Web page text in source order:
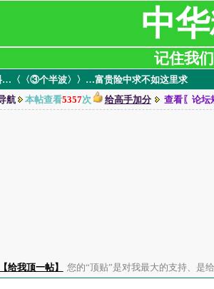
中
记住我
…〈〈③个半波〉〉…富贵险中求不如这里求
航 本帖查看5357次 给高手加分 查看〖论坛
【给我顶一帖】 您的“顶贴”是对我最大的支持、是